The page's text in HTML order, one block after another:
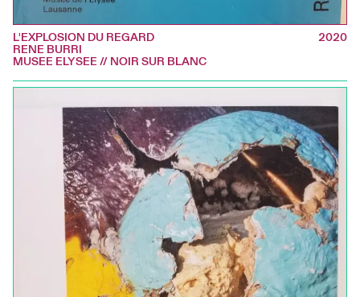
L'EXPLOSION DU REGARD
RENE BURRI
MUSEE ELYSEE // NOIR SUR BLANC
2020